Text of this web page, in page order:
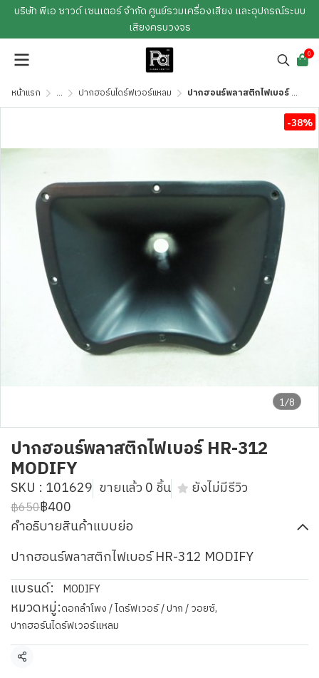
บริษัท พีเอ ซาวด์ เซนเตอร์ จำกัด ศูนย์รวมเครื่องเสียง และอุปกรณ์ระบบ
เสียงครบวงจร
0
หน้าแรก ... ปากฮอร์นไดร์ฟเวอร์แหลม ปากฮอนร์พลาสติกไฟเบอร์ HR-312 MODIFY
1/8
-38%
ปากฮอนร์พลาสติกไฟเบอร์ HR-312
MODIFY
SKU : 101629 ขายแล้ว 0 ชิ้น ยังไม่มีรีวิว
฿650฿400
คำอธิบายสินค้าแบบย่อ
ปากฮอนร์พลาสติกไฟเบอร์ HR-312 MODIFY
แบรนด์:
MODIFY
หมวดหมู่:ดอกลำโพง / ไดร์ฟเวอร์ / ปาก / วอยซ์,
ปากฮอร์นไดร์ฟเวอร์แหลม
แชร์